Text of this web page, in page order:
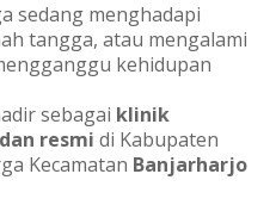
sedang menghadapi
tangga, atau mengalami
kehidupan
sebagai klinik
resmi di Kabupaten
Kecamatan Banjarharjo